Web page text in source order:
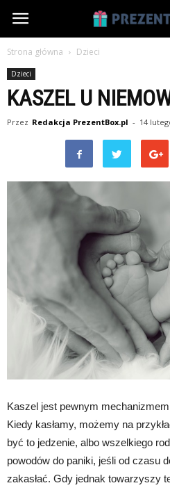
PrezentBox.pl
Strona główna Dzieci
Dzieci
KASZEL U
Przez Redakcja PrezentBox.pl - 14
Kaszel jest pewnym
Kiedy kasłamy, możemy na
być to jedzenie, albo wszelkiego
powodów do paniki, jeśli od czasu
zakasłać. Gdy jednak towarzyszy